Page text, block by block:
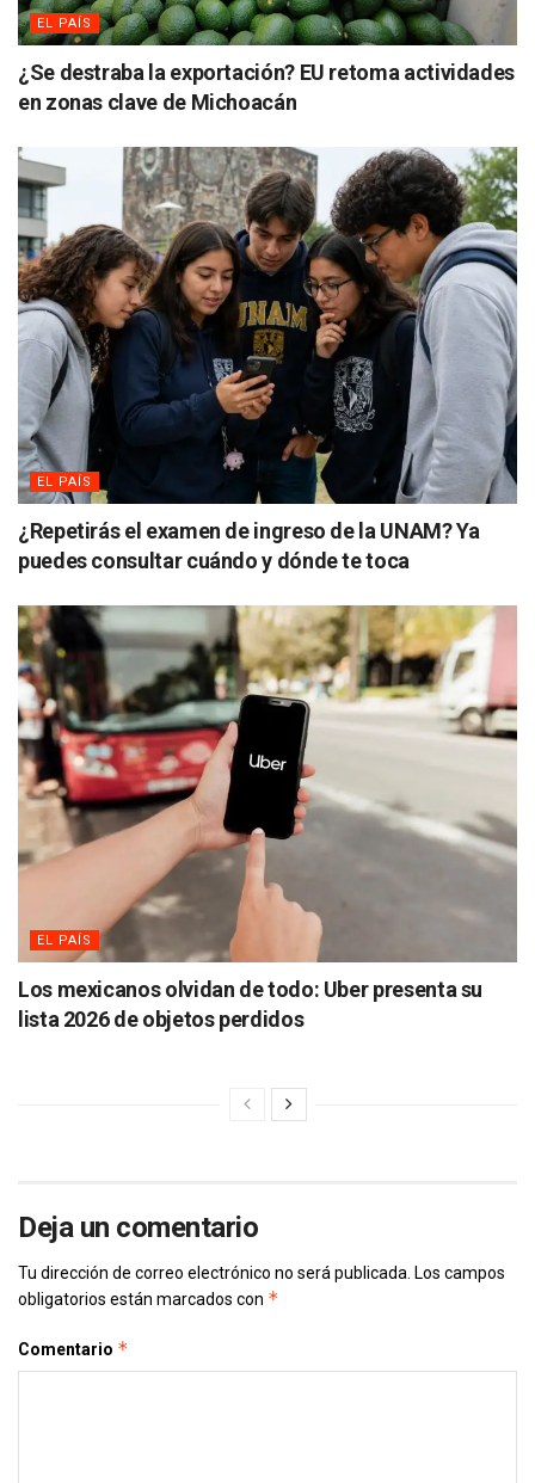
EL PAÍS
¿Se destraba la exportación? EU retoma actividades
en zonas clave de Michoacán
EL PAÍS
¿Repetirás el examen de ingreso de la UNAM? Ya
puedes consultar cuándo y dónde te toca
EL PAÍS
Los mexicanos olvidan de todo: Uber presenta su
lista 2026 de objetos perdidos
Deja un comentario
Tu dirección de correo electrónico no será publicada. Los campos
obligatorios están marcados con *
Comentario *